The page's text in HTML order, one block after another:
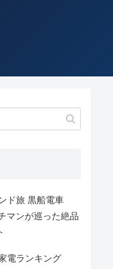
ド旅 黒船電車
マンが巡った絶品
電ランキング